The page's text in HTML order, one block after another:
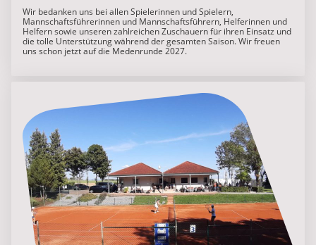
Wir bedanken uns bei allen Spielerinnen und Spielern,
Mannschaftsführerinnen und Mannschaftsführern, Helferinnen und
Helfern sowie unseren zahlreichen Zuschauern für ihren Einsatz und
die tolle Unterstützung während der gesamten Saison. Wir freuen
uns schon jetzt auf die Medenrunde 2027.